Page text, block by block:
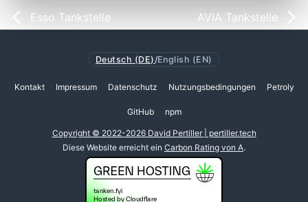
Esso Tankstelle AVIA Tankstelle
Deutsch (DE) /English (EN)
Kontakt Impressum Datenschutz Nutzungsbedingungen Petroly
GitHub npm
Copyright © 2022-2026 David Pertiller | pertiller.tech
Diese Website erreicht ein Carbon Rating von A.